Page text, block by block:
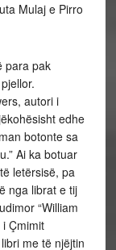
Mulaj e Pirro
para pak
autori i
edhe
botonte sa
Ai ka botuar
letërsisë, pa
nga librat e tij
“William
Çmimit
me të njëjtin